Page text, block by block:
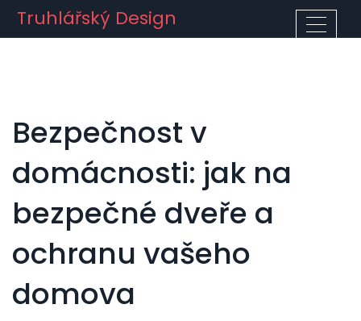
Truhlářský Design
Bezpečnost v
domácnosti: jak na
bezpečné dveře a
ochranu vašeho
domova